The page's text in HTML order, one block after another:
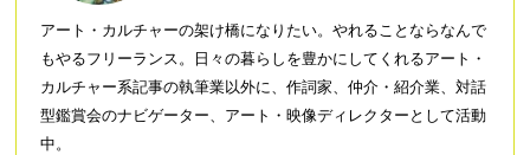
アート・カルチャーの架け橋になりたい。やれることならなんで
もやるフリーランス。日々の暮らしを豊かにしてくれるアート・
カルチャー系記事の執筆業以外に、作詞家、仲介・紹介業、対話
型鑑賞会のナビゲーター、アート・映像ディレクターとして活動
中。